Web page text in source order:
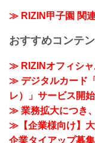
≫ RIZIN甲子園 関
おすすめコンテ
≫ RIZINオフィシャ
≫ デジタルカード
レ）」サービス開始
≫ 業務拡大につき
≫【企業様向け】
企業タイアップ募集